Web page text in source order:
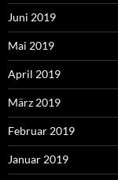
Juni 2019
Mai 2019
April 2019
März 2019
Februar 2019
Januar 2019